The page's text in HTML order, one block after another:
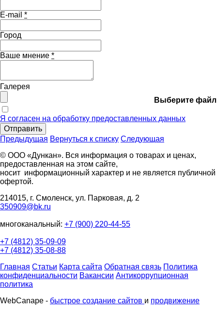
E-mail *
Город
Ваше мнение *
Галерея
Выберите файл
Я согласен на обработку предоставленных данных
Отправить
Предыдущая Вернуться к списку Следующая
© ООО «Дункан». Вся информация о товарах и ценах,
предоставленная на этом сайте,
носит информационный характер и не является публичной
офертой.
214015, г. Смоленск, ул. Парковая, д. 2
350909@bk.ru
многоканальный: +7 (900) 220-44-55
+7 (4812) 35-09-09
+7 (4812) 35-08-88
Главная Статьи Карта сайта Обратная связь Политика
конфиденциальности Вакансии Антикоррупционная
политика
WebCanape - быстрое создание сайтов и продвижение